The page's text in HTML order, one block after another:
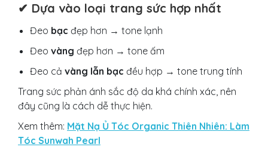
✔ Dựa vào loại trang sức hợp nhất
Đeo bạc đẹp hơn → tone lạnh
Đeo vàng đẹp hơn → tone ấm
Đeo cả vàng lẫn bạc đều hợp → tone trung tính
Trang sức phản ánh sắc độ da khá chính xác, nên
đây cũng là cách dễ thực hiện.
Xem thêm: Mặt Nạ Ủ Tóc Organic Thiên Nhiên: Làm
Tóc Sunwah Pearl